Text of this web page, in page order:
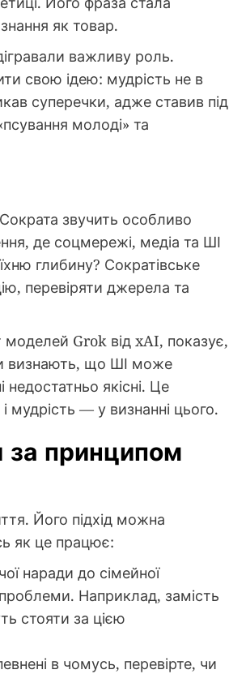
як товар.
важливу роль.
свою ідею: мудрість не в
суперечки, адже ставив під
молоді» та
звучить особливо
де соцмережі, медіа та ШІ
глибину? Сократівське
перевіряти джерела та
Grok від xAI, показує,
визнають, що ШІ може
якісні. Це
мудрість — у визнанні цього.
за принципом
Його підхід можна
як це працює:
наради до сімейної
Наприклад, замість
стояти за цією
в чомусь, перевірте, чи